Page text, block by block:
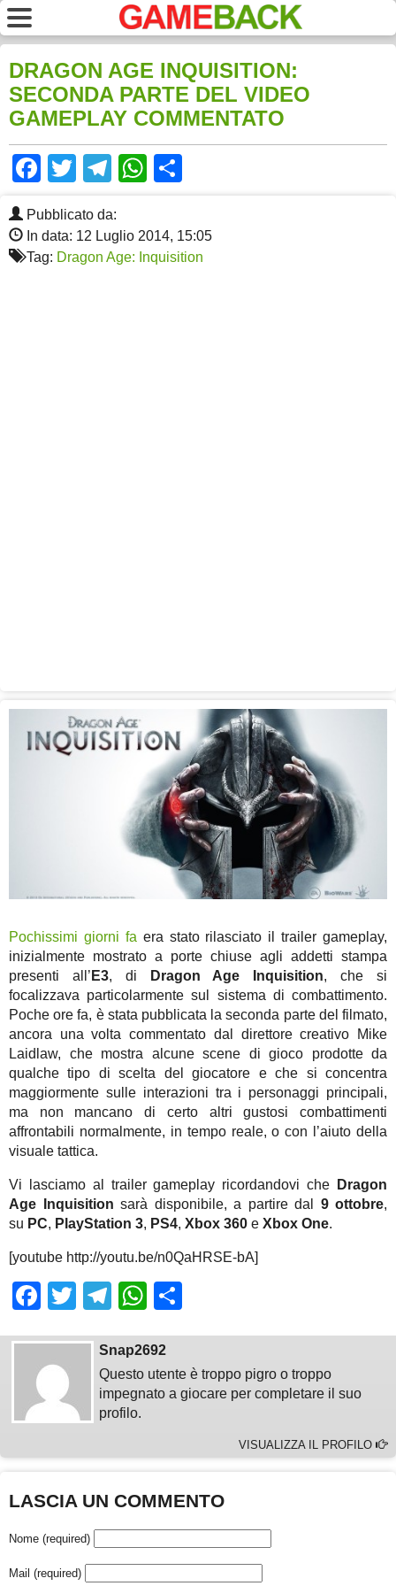
DRAGON AGE INQUISITION:
SECONDA PARTE DEL VIDEO
GAMEPLAY COMMENTATO
Facebook
TwitterTelegram
WhatsApp
Pubblicato da:
In data: 12 Luglio 2014, 15:05
Tag: Dragon Age: Inquisition
Pochissimi giorni fa era stato rilasciato il trailer gameplay,
inizialmente mostrato a porte chiuse agli addetti stampa
presenti all’ E3, di Dragon Age Inquisition, che si
focalizzava particolarmente sul sistema di combattimento.
Poche ore fa, è stata pubblicata la seconda parte del filmato,
ancora una volta commentato dal direttore creativo Mike
Laidlaw, che mostra alcune scene di gioco prodotte da
qualche tipo di scelta del giocatore e che si concentra
maggiormente sulle interazioni tra i personaggi principali,
ma non mancano di certo altri gustosi combattimenti
affrontabili normalmente, in tempo reale, o con l’aiuto della
visuale tattica.
Vi lasciamo al trailer gameplay ricordandovi che
Dragon
Age Inquisition sarà disponibile, a partire dal 9 ottobre,
su PC, PlayStation 3, PS4, Xbox 360 e Xbox One.
[youtube http://youtu.be/n0QaHRSE-bA]
Facebook
TwitterTelegram
WhatsApp
Snap2692
Questo utente è troppo pigro o troppo
impegnato a giocare per completare il suo
profilo.
VISUALIZZA IL PROFILO
LASCIA UN COMMENTO
Nome (required)
Mail (required)